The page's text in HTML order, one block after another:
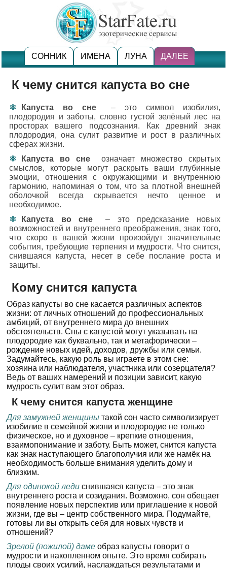
СОННИК ИМЕНА ЛУНА ДАЛЕЕ
К чему снится капуста во сне
Капуста во сне
– это символ изобилия,
плодородия и заботы, словно густой зелёный лес на
просторах вашего подсознания. Как древний знак
плодородия, она сулит развитие и рост в различных
сферах жизни.
Капуста во сне
означает множество скрытых
смыслов, которые могут раскрыть ваши глубинные
эмоции, отношения с окружающими и внутреннюю
гармонию, напоминая о том, что за плотной внешней
оболочкой всегда скрывается нечто ценное и
необходимое.
Капуста во сне
– это предсказание новых
возможностей и внутреннего преображения, знак того,
что скоро в вашей жизни произойдут значительные
события, требующие терпения и мудрости. Что снится,
снившаяся капуста, несет в себе послание роста и
защиты.
Кому снится капуста
Образ капусты во сне касается различных аспектов
жизни: от личных отношений до профессиональных
амбиций, от внутреннего мира до внешних
обстоятельств. Сны с капустой могут указывать на
плодородие как буквально, так и метафорически –
рождение новых идей, доходов, дружбы или семьи.
Задумайтесь, какую роль вы играете в этом сне:
хозяина или наблюдателя, участника или созерцателя?
Ведь от ваших намерений и позиции зависит, какую
мудрость сулит вам этот образ.
К чему снится капуста женщине
Для замужней женщины такой сон часто символизирует
изобилие в семейной жизни и плодородие не только
физическое, но и духовное – крепкие отношения,
взаимопонимание и заботу. Быть может, снится капуста
как знак наступающего благополучия или же намёк на
необходимость больше внимания уделить дому и
близким.
Для одинокой леди снившаяся капуста – это знак
внутреннего роста и созидания. Возможно, сон обещает
появление новых перспектив или приглашение к новой
жизни, где вы – центр собственного мира. Подумайте,
готовы ли вы открыть себя для новых чувств и
отношений?
Зрелой (пожилой) даме образ капусты говорит о
мудрости и накопленном опыте. Это время собирать
плоды своих усилий, наслаждаться результатами и